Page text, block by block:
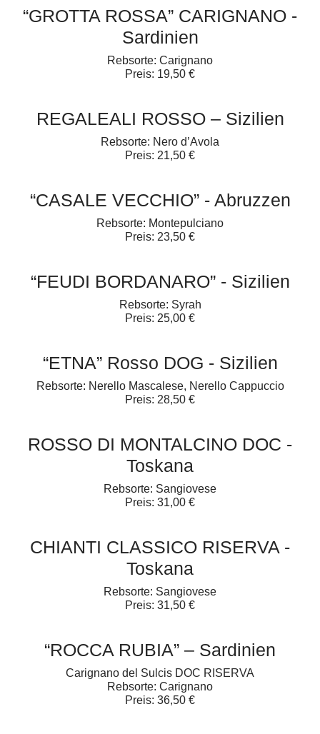
“GROTTA ROSSA” CARIGNANO -
Sardinien
Rebsorte: Carignano
Preis: 19,50 €
REGALEALI ROSSO – Sizilien
Rebsorte: Nero d’Avola
Preis: 21,50 €
“CASALE VECCHIO” - Abruzzen
Rebsorte: Montepulciano
Preis: 23,50 €
“FEUDI BORDANARO” - Sizilien
Rebsorte: Syrah
Preis: 25,00 €
“ETNA” Rosso DOG - Sizilien
Rebsorte: Nerello Mascalese, Nerello Cappuccio
Preis: 28,50 €
ROSSO DI MONTALCINO DOC -
Toskana
Rebsorte: Sangiovese
Preis: 31,00 €
CHIANTI CLASSICO RISERVA -
Toskana
Rebsorte: Sangiovese
Preis: 31,50 €
“ROCCA RUBIA” – Sardinien
Carignano del Sulcis DOC RISERVA
Rebsorte: Carignano
Preis: 36,50 €